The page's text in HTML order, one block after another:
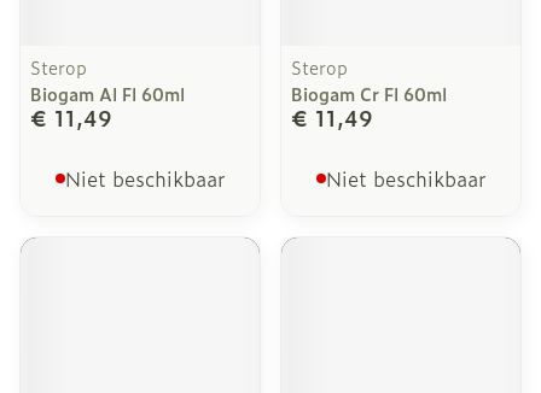
Sterop
Biogam Al Fl 60ml
€ 11,49
Niet beschikbaar
Sterop
Biogam Cr Fl 60ml
€ 11,49
Niet beschikbaar